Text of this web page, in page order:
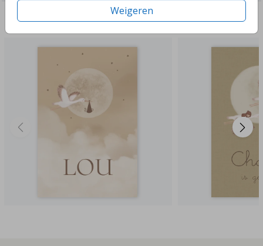
Weigeren
Deze ontwerpen vind je misschien ook leuk